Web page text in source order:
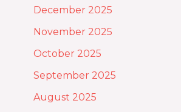
December 2025
November 2025
October 2025
September 2025
August 2025